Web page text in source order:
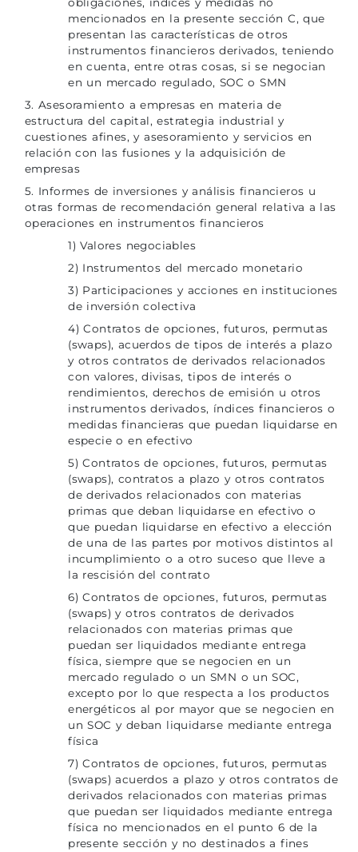
obligaciones, índices y medidas no
mencionados en la presente sección C, que
presentan las características de otros
instrumentos financieros derivados, teniendo
en cuenta, entre otras cosas, si se negocian
en un mercado regulado, SOC o SMN
3. Asesoramiento a empresas en materia de
estructura del capital, estrategia industrial y
cuestiones afines, y asesoramiento y servicios en
relación con las fusiones y la adquisición de
empresas
5. Informes de inversiones y análisis financieros u
otras formas de recomendación general relativa a las
operaciones en instrumentos financieros
1) Valores negociables
2) Instrumentos del mercado monetario
3) Participaciones y acciones en instituciones
de inversión colectiva
4) Contratos de opciones, futuros, permutas
(swaps), acuerdos de tipos de interés a plazo
y otros contratos de derivados relacionados
con valores, divisas, tipos de interés o
rendimientos, derechos de emisión u otros
instrumentos derivados, índices financieros o
medidas financieras que puedan liquidarse en
especie o en efectivo
5) Contratos de opciones, futuros, permutas
(swaps), contratos a plazo y otros contratos
de derivados relacionados con materias
primas que deban liquidarse en efectivo o
que puedan liquidarse en efectivo a elección
de una de las partes por motivos distintos al
incumplimiento o a otro suceso que lleve a
la rescisión del contrato
6) Contratos de opciones, futuros, permutas
(swaps) y otros contratos de derivados
relacionados con materias primas que
puedan ser liquidados mediante entrega
física, siempre que se negocien en un
mercado regulado o un SMN o un SOC,
excepto por lo que respecta a los productos
energéticos al por mayor que se negocien en
un SOC y deban liquidarse mediante entrega
física
7) Contratos de opciones, futuros, permutas
(swaps) acuerdos a plazo y otros contratos de
derivados relacionados con materias primas
que puedan ser liquidados mediante entrega
física no mencionados en el punto 6 de la
presente sección y no destinados a fines